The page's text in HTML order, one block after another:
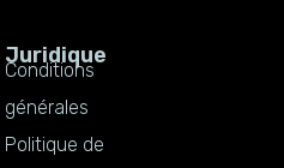
Juridique
Conditions
générales
Politique de